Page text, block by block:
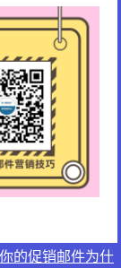
的促销邮件为什